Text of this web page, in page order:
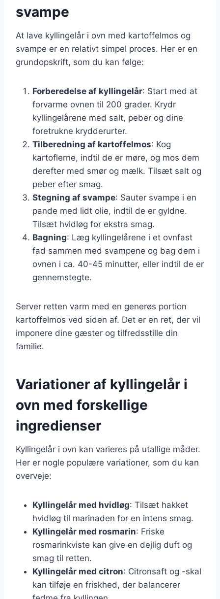
svampe
At lave kyllingelår i ovn med kartoffelmos og
svampe er en relativt simpel proces. Her er en
grundopskrift, som du kan følge:
Forberedelse af kyllingelår: Start med at
forvarme ovnen til 200 grader. Krydr
kyllingelårene med salt, peber og dine
foretrukne krydderurter.
Tilberedning af kartoffelmos: Kog
kartoflerne, indtil de er møre, og mos dem
derefter med smør og mælk. Tilsæt salt og
peber efter smag.
Stegning af svampe: Sauter svampe i en
pande med lidt olie, indtil de er gyldne.
Tilsæt hvidløg for ekstra smag.
Bagning: Læg kyllingelårene i et ovnfast
fad sammen med svampene og bag dem i
ovnen i ca. 40-45 minutter, eller indtil de er
gennemstegte.
Server retten varm med en generøs portion
kartoffelmos ved siden af. Det er en ret, der vil
imponere dine gæster og tilfredsstille din
familie.
Variationer af kyllingelår i
ovn med forskellige
ingredienser
Kyllingelår i ovn kan varieres på utallige måder.
Her er nogle populære variationer, som du kan
overveje:
Kyllingelår med hvidløg: Tilsæt hakket
hvidløg til marinaden for en intens smag.
Kyllingelår med rosmarin: Friske
rosmarinkviste kan give en dejlig duft og
smag til retten.
Kyllingelår med citron: Citronsaft og -skal
kan tilføje en friskhed, der balancerer